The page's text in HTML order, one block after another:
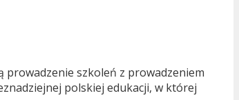
prowadzenie szkoleń z prowadzeniem
polskiej edukacji, w której